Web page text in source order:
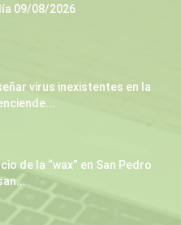
09/08/2026
virus inexistentes en la
de la “wax” en San Pedro